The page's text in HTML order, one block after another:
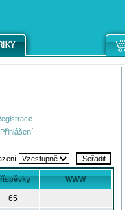
Přihlášení
WWW
65